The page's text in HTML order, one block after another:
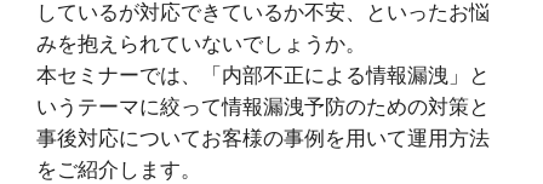
しているが対応できているか不安、といったお悩
みを抱えられていないでしょうか。
本セミナーでは、「内部不正による情報漏洩」と
いうテーマに絞って情報漏洩予防のための対策と
事後対応についてお客様の事例を用いて運用方法
をご紹介します。